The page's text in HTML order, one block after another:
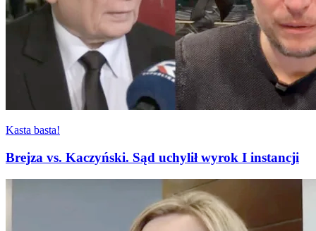
Kasta basta!
Brejza vs. Kaczyński. Sąd uchylił wyrok I instancji